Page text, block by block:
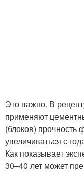
Это важно. В
применяют
(блоков) прочность
увеличиваться с
Как показывает
30–40 лет может